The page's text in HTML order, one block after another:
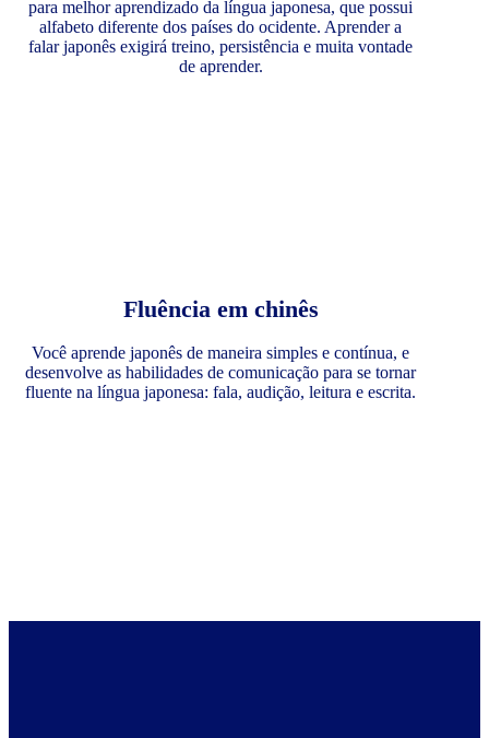
para melhor aprendizado da língua japonesa, que possui
alfabeto diferente dos países do ocidente. Aprender a
falar japonês exigirá treino, persistência e muita vontade
de aprender.
Fluência em chinês
Você aprende japonês de maneira simples e contínua, e
desenvolve as habilidades de comunicação para se tornar
fluente na língua japonesa: fala, audição, leitura e escrita.